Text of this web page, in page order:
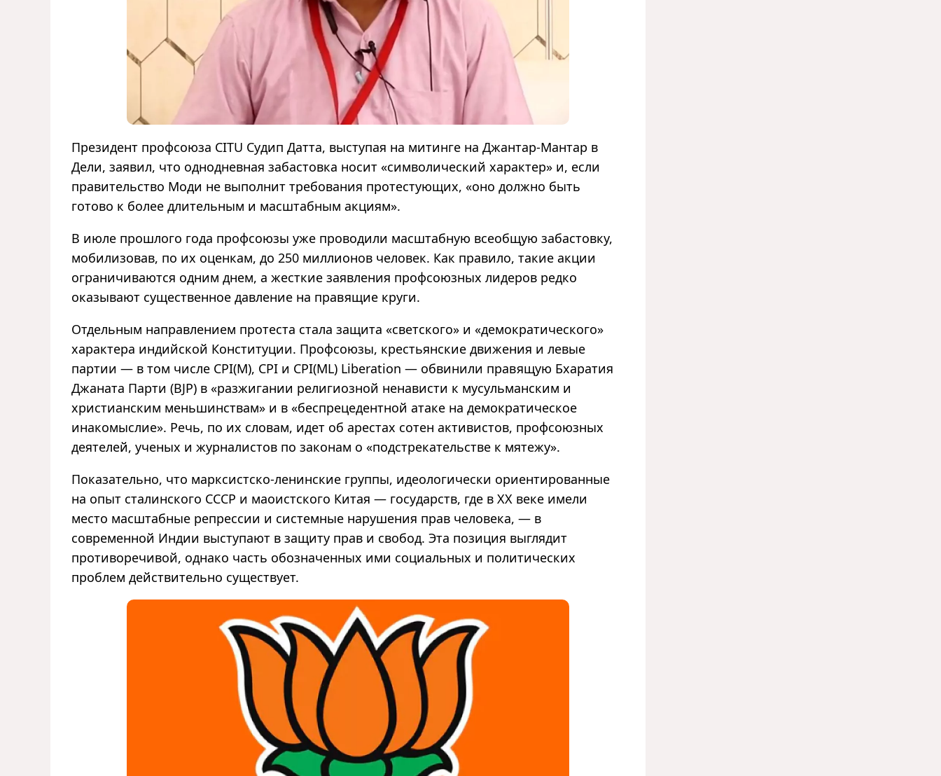
Президент профсоюза CITU Судип Датта, выступая на митинге на Джантар-Мантар в
Дели, заявил, что однодневная забастовка носит «символический характер» и, если
правительство Моди не выполнит требования протестующих, «оно должно быть
готово к более длительным и масштабным акциям».
В июле прошлого года профсоюзы уже проводили масштабную всеобщую забастовку,
мобилизовав, по их оценкам, до 250 миллионов человек. Как правило, такие акции
ограничиваются одним днем, а жесткие заявления профсоюзных лидеров редко
оказывают существенное давление на правящие круги.
Отдельным направлением протеста стала защита «светского» и «демократического»
характера индийской Конституции. Профсоюзы, крестьянские движения и левые
партии — в том числе CPI(M), CPI и CPI(ML) Liberation — обвинили правящую Бхаратия
Джаната Парти (BJP) в «разжигании религиозной ненависти к мусульманским и
христианским меньшинствам» и в «беспрецедентной атаке на демократическое
инакомыслие». Речь, по их словам, идет об арестах сотен активистов, профсоюзных
деятелей, ученых и журналистов по законам о «подстрекательстве к мятежу».
Показательно, что марксистско-ленинские группы, идеологически ориентированные
на опыт сталинского СССР и маоистского Китая — государств, где в XX веке имели
место масштабные репрессии и системные нарушения прав человека, — в
современной Индии выступают в защиту прав и свобод. Эта позиция выглядит
противоречивой, однако часть обозначенных ими социальных и политических
проблем действительно существует.